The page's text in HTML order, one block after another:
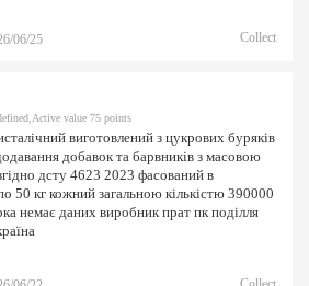
06/25 Collect
value 75 points
виготовлений з цукрових буряків
добавок та барвників з масовою
дсту 4623 2023 фасований в
50 кг кожний загальною кількістю 390000
немає даних виробник прат пк поділля